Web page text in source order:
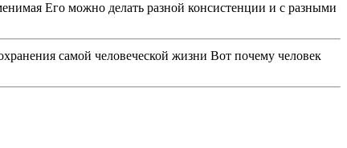
Его можно делать разной консистенции и с разными
самой человеческой жизни Вот почему человек